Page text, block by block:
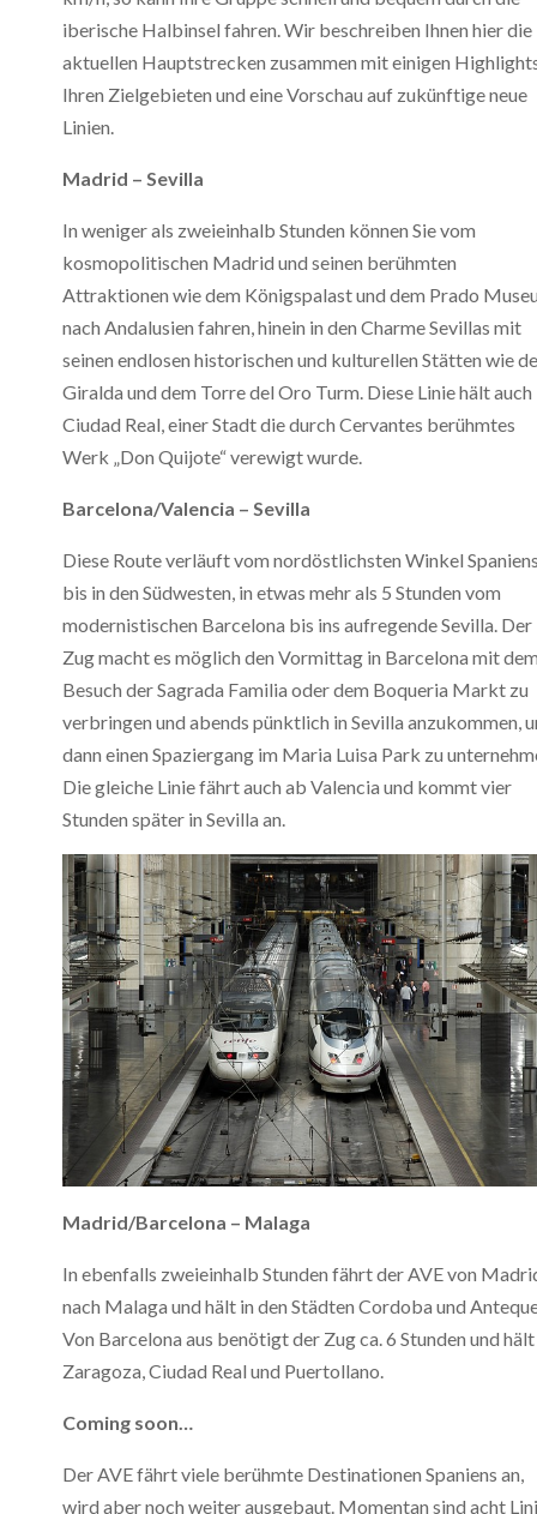
iberische Halbinsel fahren. Wir beschreiben Ihnen hier die
aktuellen Hauptstrecken zusammen mit einigen
Ihren Zielgebieten und eine Vorschau auf zukünftige neue
Linien.
Madrid – Sevilla
In weniger als zweieinhalb Stunden können Sie vom
kosmopolitischen Madrid und seinen berühmten
Attraktionen wie dem Königspalast und dem Prado
nach Andalusien fahren, hinein in den Charme Sevillas mit
seinen endlosen historischen und kulturellen Stätten wie
Giralda und dem Torre del Oro Turm. Diese Linie hält auch
Ciudad Real, einer Stadt die durch Cervantes berühmtes
Werk „Don Quijote“ verewigt wurde.
Barcelona/Valencia – Sevilla
Diese Route verläuft vom nordöstlichsten Winkel
bis in den Südwesten, in etwas mehr als 5 Stunden vom
modernistischen Barcelona bis ins aufregende Sevilla. Der
Zug macht es möglich den Vormittag in Barcelona mit
Besuch der Sagrada Familia oder dem Boqueria Markt zu
verbringen und abends pünktlich in Sevilla anzukommen,
dann einen Spaziergang im Maria Luisa Park zu
Die gleiche Linie fährt auch ab Valencia und kommt vier
Stunden später in Sevilla an.
Madrid/Barcelona – Malaga
In ebenfalls zweieinhalb Stunden fährt der AVE von
nach Malaga und hält in den Städten Cordoba und
Von Barcelona aus benötigt der Zug ca. 6 Stunden und
Zaragoza, Ciudad Real und Puertollano.
Coming soon…
Der AVE fährt viele berühmte Destinationen Spaniens an,
wird aber noch weiter ausgebaut. Momentan sind acht